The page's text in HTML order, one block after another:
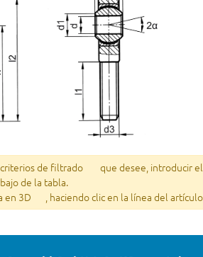
de filtrado que desee, introducir
de la tabla.
en 3D , haciendo clic en la línea del